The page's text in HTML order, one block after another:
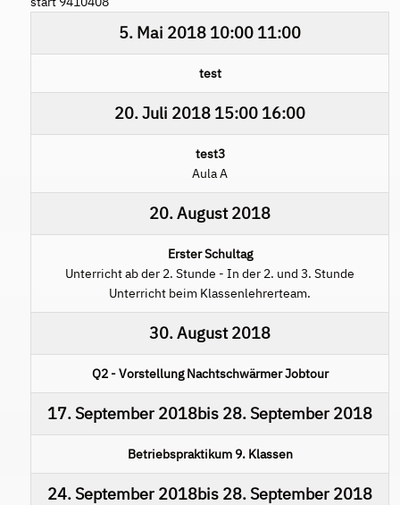
5. Mai 2018 10:00 11:00
test
20. Juli 2018 15:00 16:00
test3
Aula A
20. August 2018
Erster Schultag
Unterricht ab der 2. Stunde - In der 2. und 3. Stunde
Unterricht beim Klassenlehrerteam.
30. August 2018
Q2 - Vorstellung Nachtschwärmer Jobtour
17. September 2018bis 28. September 2018
Betriebspraktikum 9. Klassen
24. September 2018bis 28. September 2018